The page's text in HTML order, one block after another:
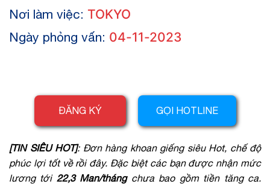
Nơi làm việc: TOKYO
Ngày phỏng vấn: 04-11-2023
ĐĂNG KÝ GỌI HOTLINE
[TIN SIÊU HOT]: Đơn hàng khoan giếng siêu Hot, chế độ
phúc lợi tốt về rồi đây. Đặc biệt các bạn được nhận mức
lương tới 22,3 Man/thángchưa bao gồm tiền tăng ca.